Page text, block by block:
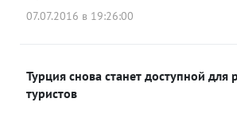
07.07.2016 в 19:26:00
Турция снова станет доступной для
туристов